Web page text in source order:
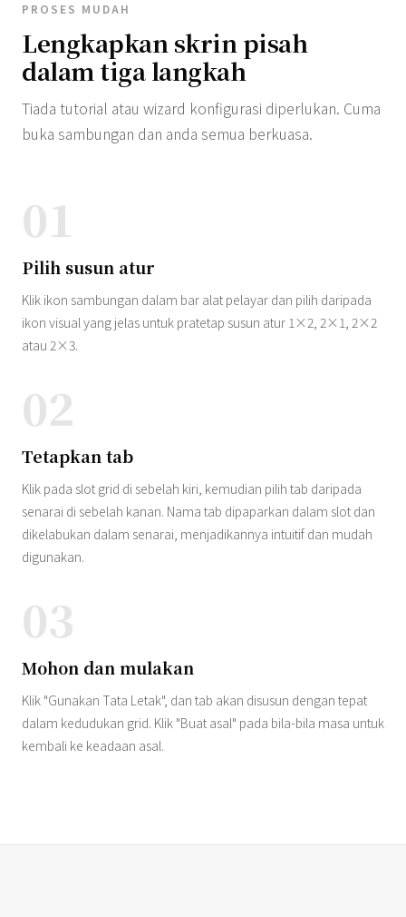
PROSES MUDAH
Lengkapkan skrin pisah
dalam tiga langkah
Tiada tutorial atau wizard konfigurasi diperlukan. Cuma
buka sambungan dan anda semua berkuasa.
01
Pilih susun atur
Klik ikon sambungan dalam bar alat pelayar dan pilih daripada
ikon visual yang jelas untuk pratetap susun atur 1×2, 2×1, 2×2
atau 2×3.
02
Tetapkan tab
Klik pada slot grid di sebelah kiri, kemudian pilih tab daripada
senarai di sebelah kanan. Nama tab dipaparkan dalam slot dan
dikelabukan dalam senarai, menjadikannya intuitif dan mudah
digunakan.
03
Mohon dan mulakan
Klik "Gunakan Tata Letak", dan tab akan disusun dengan tepat
dalam kedudukan grid. Klik "Buat asal" pada bila-bila masa untuk
kembali ke keadaan asal.